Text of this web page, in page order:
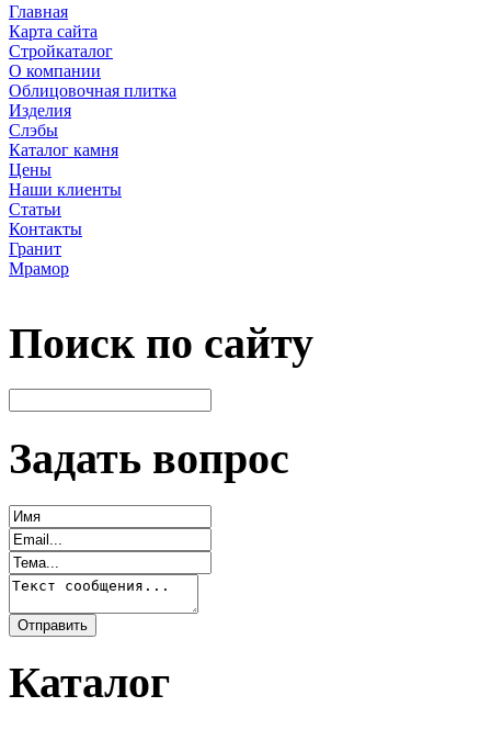
Главная
Карта сайта
Стройкаталог
О компании
Облицовочная плитка
Изделия
Слэбы
Каталог камня
Цены
Наши клиенты
Статьи
Контакты
Гранит
Мрамор
Поиск по сайту
Задать вопрос
Каталог